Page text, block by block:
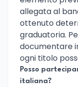
allegata al
ottenuto
graduatoria.
documentare
ogni titolo
Posso
italiana?